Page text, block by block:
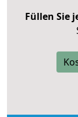
Füllen Sie